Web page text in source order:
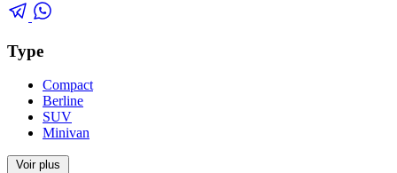
Type
Compact
Berline
SUV
Minivan
Voir plus